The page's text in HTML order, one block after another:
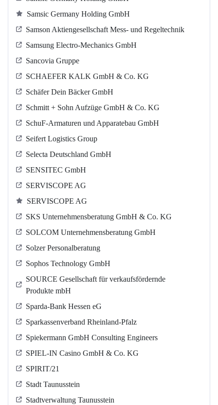
Samsic Germany Holding GmbH
Samson Aktiengesellschaft Mess- und Regeltechnik
Samsung Electro-Mechanics GmbH
Sancovia Gruppe
SCHAEFER KALK GmbH & Co. KG
Schäfer Dein Bäcker GmbH
Schmitt + Sohn Aufzüge GmbH & Co. KG
SchuF-Armaturen und Apparatebau GmbH
Seifert Logistics Group
Selecta Deutschland GmbH
SENSITEC GmbH
SERVISCOPE AG
SERVISCOPE AG
SKS Unternehmensberatung GmbH & Co. KG
SOLCOM Unternehmensberatung GmbH
Solzer Personalberatung
Sophos Technology GmbH
SOURCE Gesellschaft für verkaufsfördernde
Produkte mbH
Sparda-Bank Hessen eG
Sparkassenverband Rheinland-Pfalz
Spiekermann GmbH Consulting Engineers
SPIEL-IN Casino GmbH & Co. KG
SPIRIT/21
Stadt Taunusstein
Stadtverwaltung Taunusstein